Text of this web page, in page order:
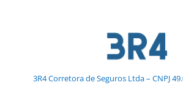
3R4 Corretora de Seguros Ltda – CNPJ